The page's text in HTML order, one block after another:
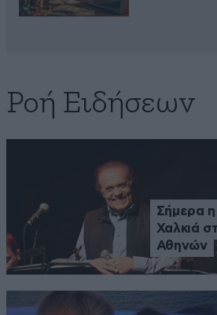
Ροή Ειδήσεων
Σήμερα
Χαλκιά
Αθηνών